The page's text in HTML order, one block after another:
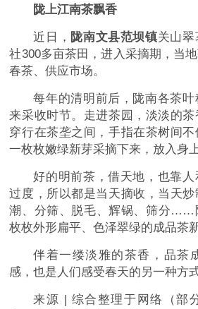
陇上江南茶飘香
近日， 陇南文县范坝镇关山
社300多亩茶田，进入采摘期，当
春茶、供应市场。
每年的清明前后，陇南各茶
来采收时节。走进茶园，淡淡的
穿行在茶垄之间，手指在茶树间
一枚枚嫩绿新芽采摘下来，放入身
好的明前茶，借天地，也靠
过度，所以都是当天摘收，当天
潮、分筛、脱毛、辉锅、筛分……
枚枚外形扁平、色泽翠绿的成品茶
伴着一缕淡雅的茶香，品茶
感，也是人们感受春天的另一种方
来源 | 综合整理于网络（部